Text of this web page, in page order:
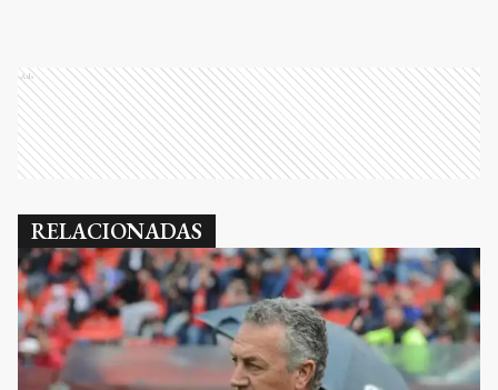
Ads
RELACIONADAS